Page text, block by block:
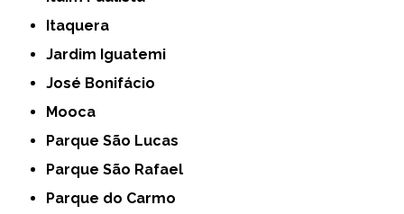
Itaquera
Jardim Iguatemi
José Bonifácio
Mooca
Parque São Lucas
Parque São Rafael
Parque do Carmo